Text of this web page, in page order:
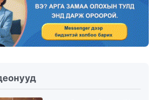
Христийн сүмийн кино | “Хүсэл
тэмүүлэл” | Эзэн Есүс эргэж
ирсэн | Mонгол хэлээр
Христийн сүмийн кино